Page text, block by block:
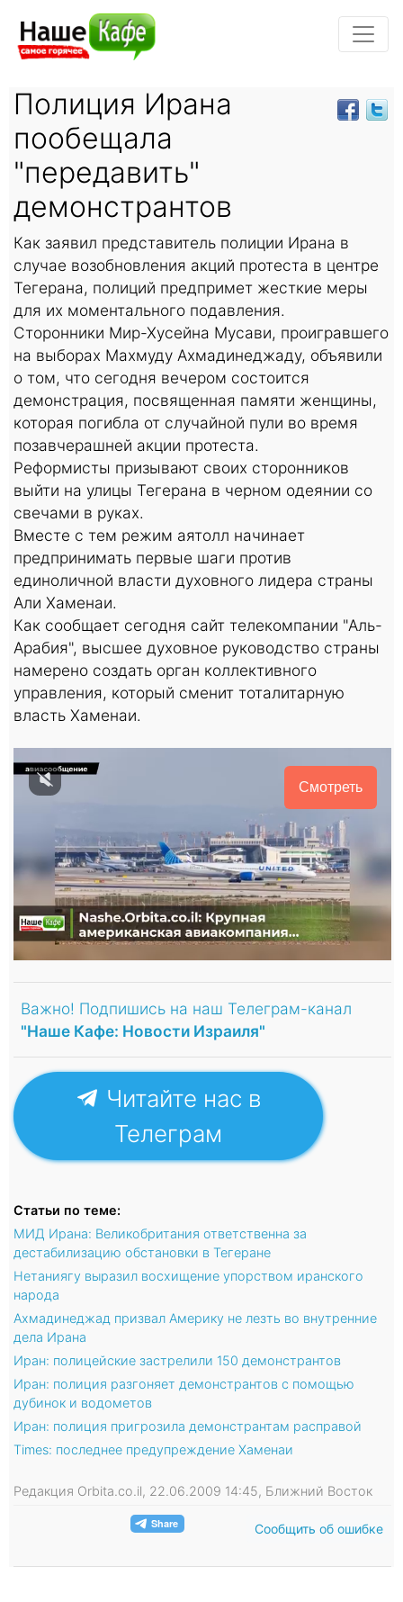
Полиция Ирана
пообещала
"передавить"
демонстрантов
Как заявил представитель полиции Ирана в
случае возобновления акций протеста в центре
Тегерана, полиций предпримет жесткие меры
для их моментального подавления.
Сторонники Мир-Хусейна Мусави, проигравшего
на выборах Махмуду Ахмадинеджаду, объявили
о том, что сегодня вечером состоится
демонстрация, посвященная памяти женщины,
которая погибла от случайной пули во время
позавчерашней акции протеста.
Реформисты призывают своих сторонников
выйти на улицы Тегерана в черном одеянии со
свечами в руках.
Вместе с тем режим аятолл начинает
предпринимать первые шаги против
единоличной власти духовного лидера страны
Али Хаменаи.
Как сообщает сегодня сайт телекомпании "Аль-
Арабия", высшее духовное руководство страны
намерено создать орган коллективного
управления, который сменит тоталитарную
власть Хаменаи.
Смотреть
Важно! Подпишись на наш Телеграм-канал
"Наше Кафе: Новости Израиля"
Читайте нас в
Телеграм
Статьи по теме:
МИД Ирана: Великобритания ответственна за
дестабилизацию обстановки в Тегеране
Нетаниягу выразил восхищение упорством иранского
народа
Ахмадинеджад призвал Америку не лезть во внутренние
дела Ирана
Иран: полицейские застрелили 150 демонстрантов
Иран: полиция разгоняет демонстрантов с помощью
дубинок и водометов
Иран: полиция пригрозила демонстрантам расправой
Times: последнее предупреждение Хаменаи
Редакция Orbita.co.il, 22.06.2009 14:45, Ближний Восток
Сообщить об ошибке